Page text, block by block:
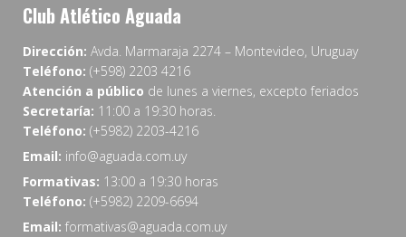
Club Atlético Aguada
Dirección: Avda. Marmaraja 2274 – Montevideo, Uruguay
Teléfono: (+598) 2203 4216
Atención a público de lunes a viernes, excepto feriados
Secretaría: 11:00 a 19:30 horas.
Teléfono: (+5982) 2203-4216
Email: info@aguada.com.uy
Formativas: 13:00 a 19:30 horas
Teléfono: (+5982) 2209-6694
Email: formativas@aguada.com.uy